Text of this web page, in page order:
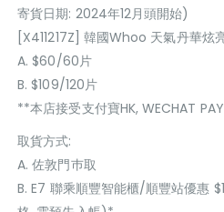
寄貨日期: 2024年12月頭開始)
[X411217Z] 韓國Whoo 天氣丹華炫
A. $60/60片
B. $109/120片
**本店接受支付寶HK, WECHAT
取貨方式:
A. 佐敦門巿取
B. E7 聯乘順豐智能櫃/順豐站優惠